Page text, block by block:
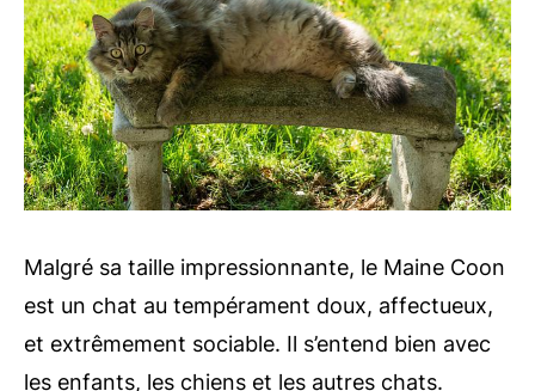
Malgré sa taille impressionnante, le Maine Coon
est un chat au tempérament doux, affectueux,
et extrêmement sociable. Il s’entend bien avec
les enfants, les chiens et les autres chats.